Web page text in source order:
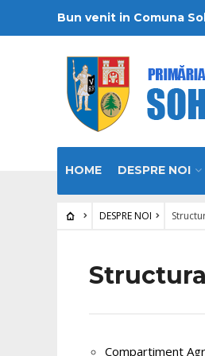
Bun venit in Comuna
HOME DESPRE NOI
DESPRE NOI
Structura
Compartiment